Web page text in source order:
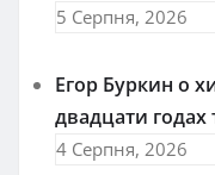
5 Серпня, 2026
Егор Буркин о
двадцати
4 Серпня, 2026